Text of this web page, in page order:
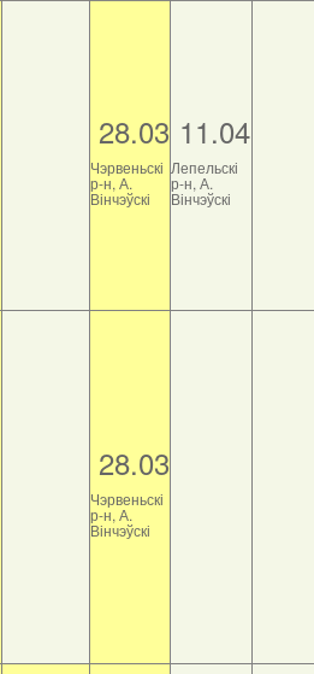
28.03
Чэрвеньскі
р-н, А.
Вінчэўскі
11.04
Лепельскі
р-н, А.
Вінчэўскі
28.03
Чэрвеньскі
р-н, А.
Вінчэўскі